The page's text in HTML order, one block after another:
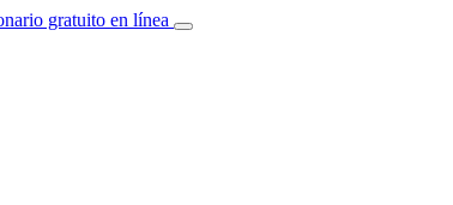
gratuito en línea